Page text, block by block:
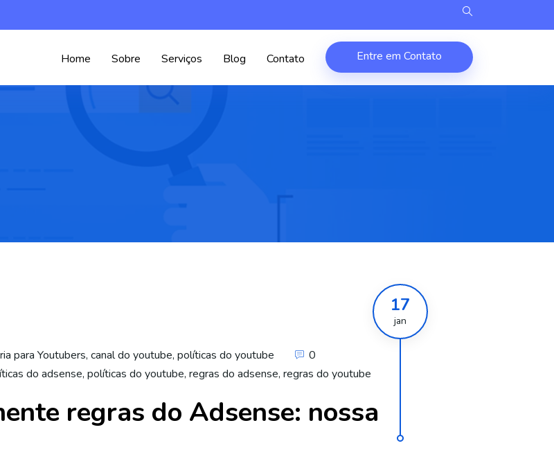
Home Sobre Serviços Blog Contato Entre em Contato
para Youtubers, canal do youtube, políticas do youtube 0
17
jan
do adsense, políticas do youtube, regras do adsense, regras do youtube
regras do Adsense: nossa